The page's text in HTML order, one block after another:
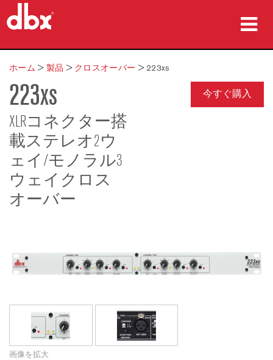
製品
導入事例
購入先
トレーニング
サポート
ホーム > 製品 > クロスオーバー > 223xs
223xs
XLRコネクター搭
載ステレオ2ウ
ェイ/モノラル3
ウェイクロス
オーバー
今すぐ購入
画像を拡大